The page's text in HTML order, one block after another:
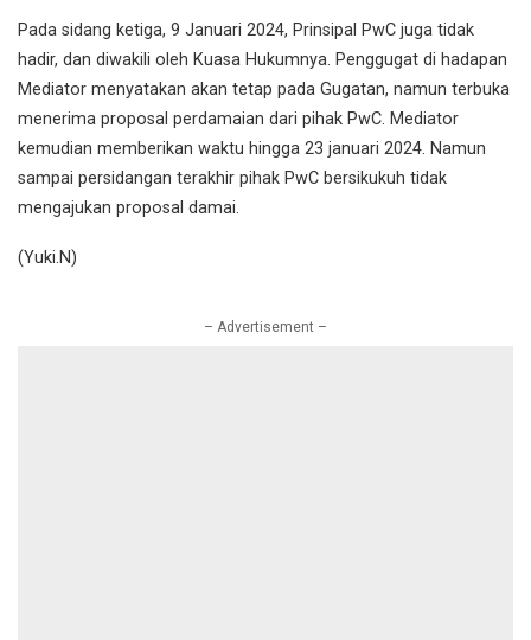
Pada sidang ketiga, 9 Januari 2024, Prinsipal PwC juga tidak
hadir, dan diwakili oleh Kuasa Hukumnya. Penggugat di hadapan
Mediator menyatakan akan tetap pada Gugatan, namun terbuka
menerima proposal perdamaian dari pihak PwC. Mediator
kemudian memberikan waktu hingga 23 januari 2024. Namun
sampai persidangan terakhir pihak PwC bersikukuh tidak
mengajukan proposal damai.
(Yuki.N)
– Advertisement –